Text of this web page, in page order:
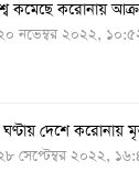
কমেছে করোনায়
নভেম্বর ২০২২,
দেশে করোনায়
সেপ্টেম্বর ২০২২,